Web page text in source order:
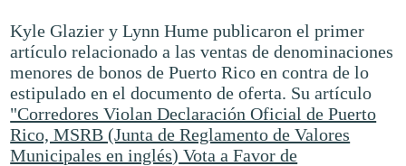
Kyle Glazier y Lynn Hume publicaron el primer
artículo relacionado a las ventas de denominaciones
menores de bonos de Puerto Rico en contra de lo
estipulado en el documento de oferta. Su artículo
"Corredores Violan Declaración Oficial de Puerto
Rico, MSRB (Junta de Reglamento de Valores
Municipales en inglés) Vota a Favor de